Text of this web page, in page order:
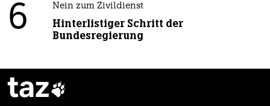
6 Nein zum Zivildienst
Hinterlistiger Schritt der
Bundesregierung
taz